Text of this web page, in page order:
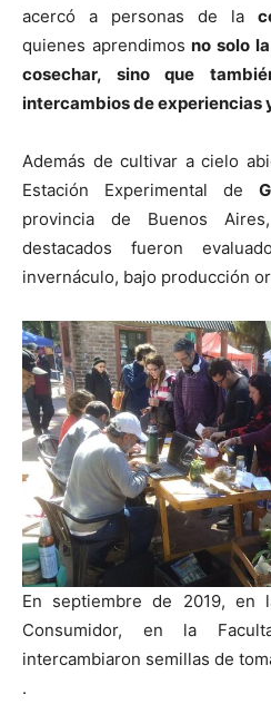
acercó a personas de la
quienes aprendimosno solo
cosechar, sino que
intercambios de experiencias
Además de cultivar a cielo
Estación Experimental de
provincia de Buenos
destacados fueron
invernáculo, bajo producción
En septiembre de 2019, en
Consumidor, en la
intercambiaron semillas de
.